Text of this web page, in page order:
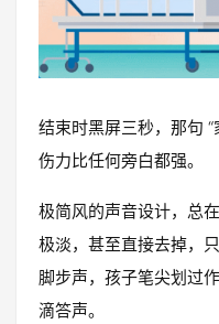
结束时黑屏三秒，那句
伤力比任何旁白都强。
极简风的声音设计，总
极淡，甚至直接去掉，
脚步声，孩子笔尖划过
滴答声。